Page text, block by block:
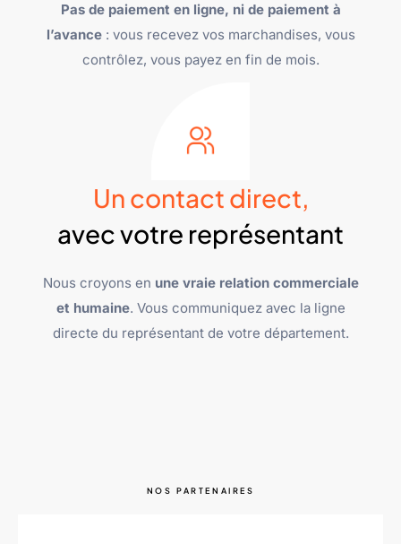
Pas de paiement en ligne, ni de paiement à
l’avance: vous recevez vos marchandises, vous
contrôlez, vous payez en fin de mois.
Un contact direct,
avec votre représentant
Nous croyons en une vraie relation commerciale
et humaine. Vous communiquez avec la ligne
directe du représentant de votre département.
NOS PARTENAIRES